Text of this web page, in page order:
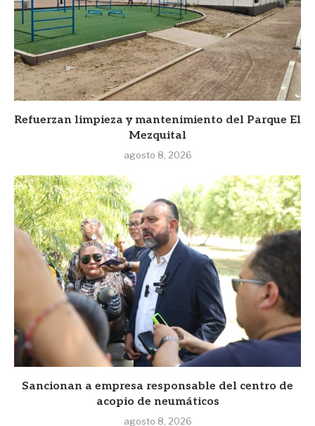
Refuerzan limpieza y mantenimiento del Parque El
Mezquital
agosto 8, 2026
Sancionan a empresa responsable del centro de
acopio de neumáticos
agosto 8, 2026